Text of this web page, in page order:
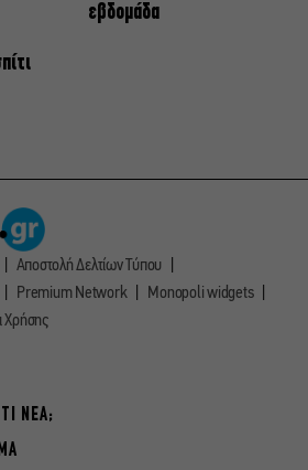
εβδομάδα
Αποστολή Δελτίων Τύπου
Premium Network
Monopoli widgets
Χρήσης
ΤΙ ΝΕΑ;